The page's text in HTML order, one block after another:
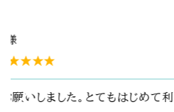
。その場の雰囲気 春日大社で